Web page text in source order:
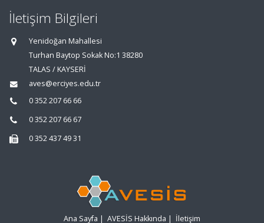
İletişim Bilgileri
Yenidoğan Mahallesi
Turhan Baytop Sokak No:1 38280
TALAS / KAYSERİ
aves@erciyes.edu.tr
0 352 207 66 66
0 352 207 66 67
0 352 437 49 31
Ana Sayfa | AVESİS Hakkında | İletişim